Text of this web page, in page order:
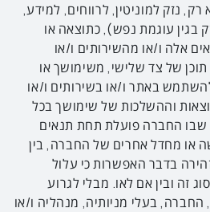
נזק למוניטין, לרווחים, למידע,
בגין עוגמת נפש), כתוצאה או
אלה ו/או מהשירותים ו/או
תוכן של צד שלישי, משימושך או
באתר ו/או בשירותים ו/או
וההשלכות של שימושך בכל
שבו החברה פועלת תחת תנאים
או מחדל אחרים של החברה, בין
בדבר האפשרות כי עלול
זה ובין אם לאו. מבלי לגרוע
החברה, בעלי מניותיה, מנהליה ו/או